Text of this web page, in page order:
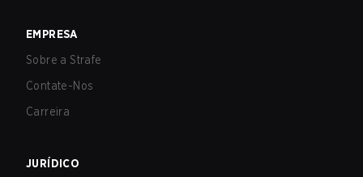
EMPRESA
Sobre a Strafe
Contate-Nos
Carreira
JURÍDICO